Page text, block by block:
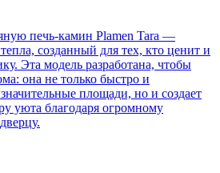
печь-камин Plamen Tara —
созданный для тех, кто ценит и
Эта модель разработана, чтобы
она не только быстро и
площади, но и создает
уюта благодаря огромному